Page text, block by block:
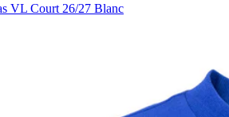
VL Court 26/27 Blanc